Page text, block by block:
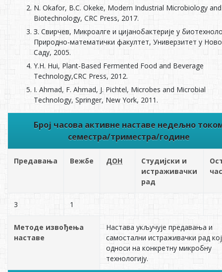
N. Okafor, B.C. Okeke, Modern Industrial Microbiology and
Biotechnology, CRC Press, 2017.
З. Свирчев, Микроалге и цијанобактерије у
Природно-математички факултет, Универзитет у
Саду, 2005.
Y.H. Hui, Plant-Based Fermented Food and Beverage
Technology,CRC Press, 2012.
I. Ahmad, F. Ahmad, J. Pichtel, Microbes and Microbial
Technology, Springer, New York, 2011.
Број часова активне наставе недељно
семестра/триместра/године
Предавања Вежбе ДОН
Студијски и
истраживачки
рад
3 1
Методе извођења
наставе
Настава укључује предавања и
самостални истраживачки рад
односи на конкретну микробну
технологију.